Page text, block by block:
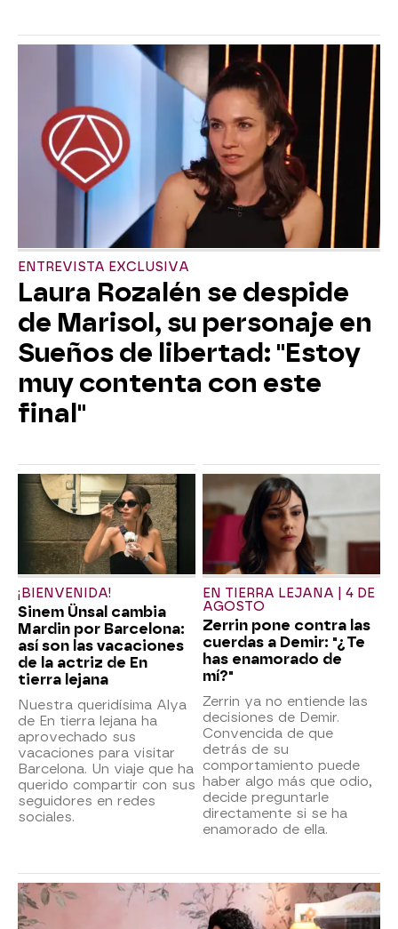
ENTREVISTA EXCLUSIVA
Laura Rozalén se despide
de Marisol, su personaje en
Sueños de libertad: "Estoy
muy contenta con este
final"
¡BIENVENIDA!
Sinem Ünsal cambia
Mardin por Barcelona:
así son las vacaciones
de la actriz de En
tierra lejana
Nuestra queridísima Alya
de En tierra lejana ha
aprovechado sus
vacaciones para visitar
Barcelona. Un viaje que ha
querido compartir con sus
seguidores en redes
sociales.
EN TIERRA LEJANA | 4 DE
AGOSTO
Zerrin pone contra las
cuerdas a Demir: "¿Te
has enamorado de
mí?"
Zerrin ya no entiende las
decisiones de Demir.
Convencida de que
detrás de su
comportamiento puede
haber algo más que odio,
decide preguntarle
directamente si se ha
enamorado de ella.